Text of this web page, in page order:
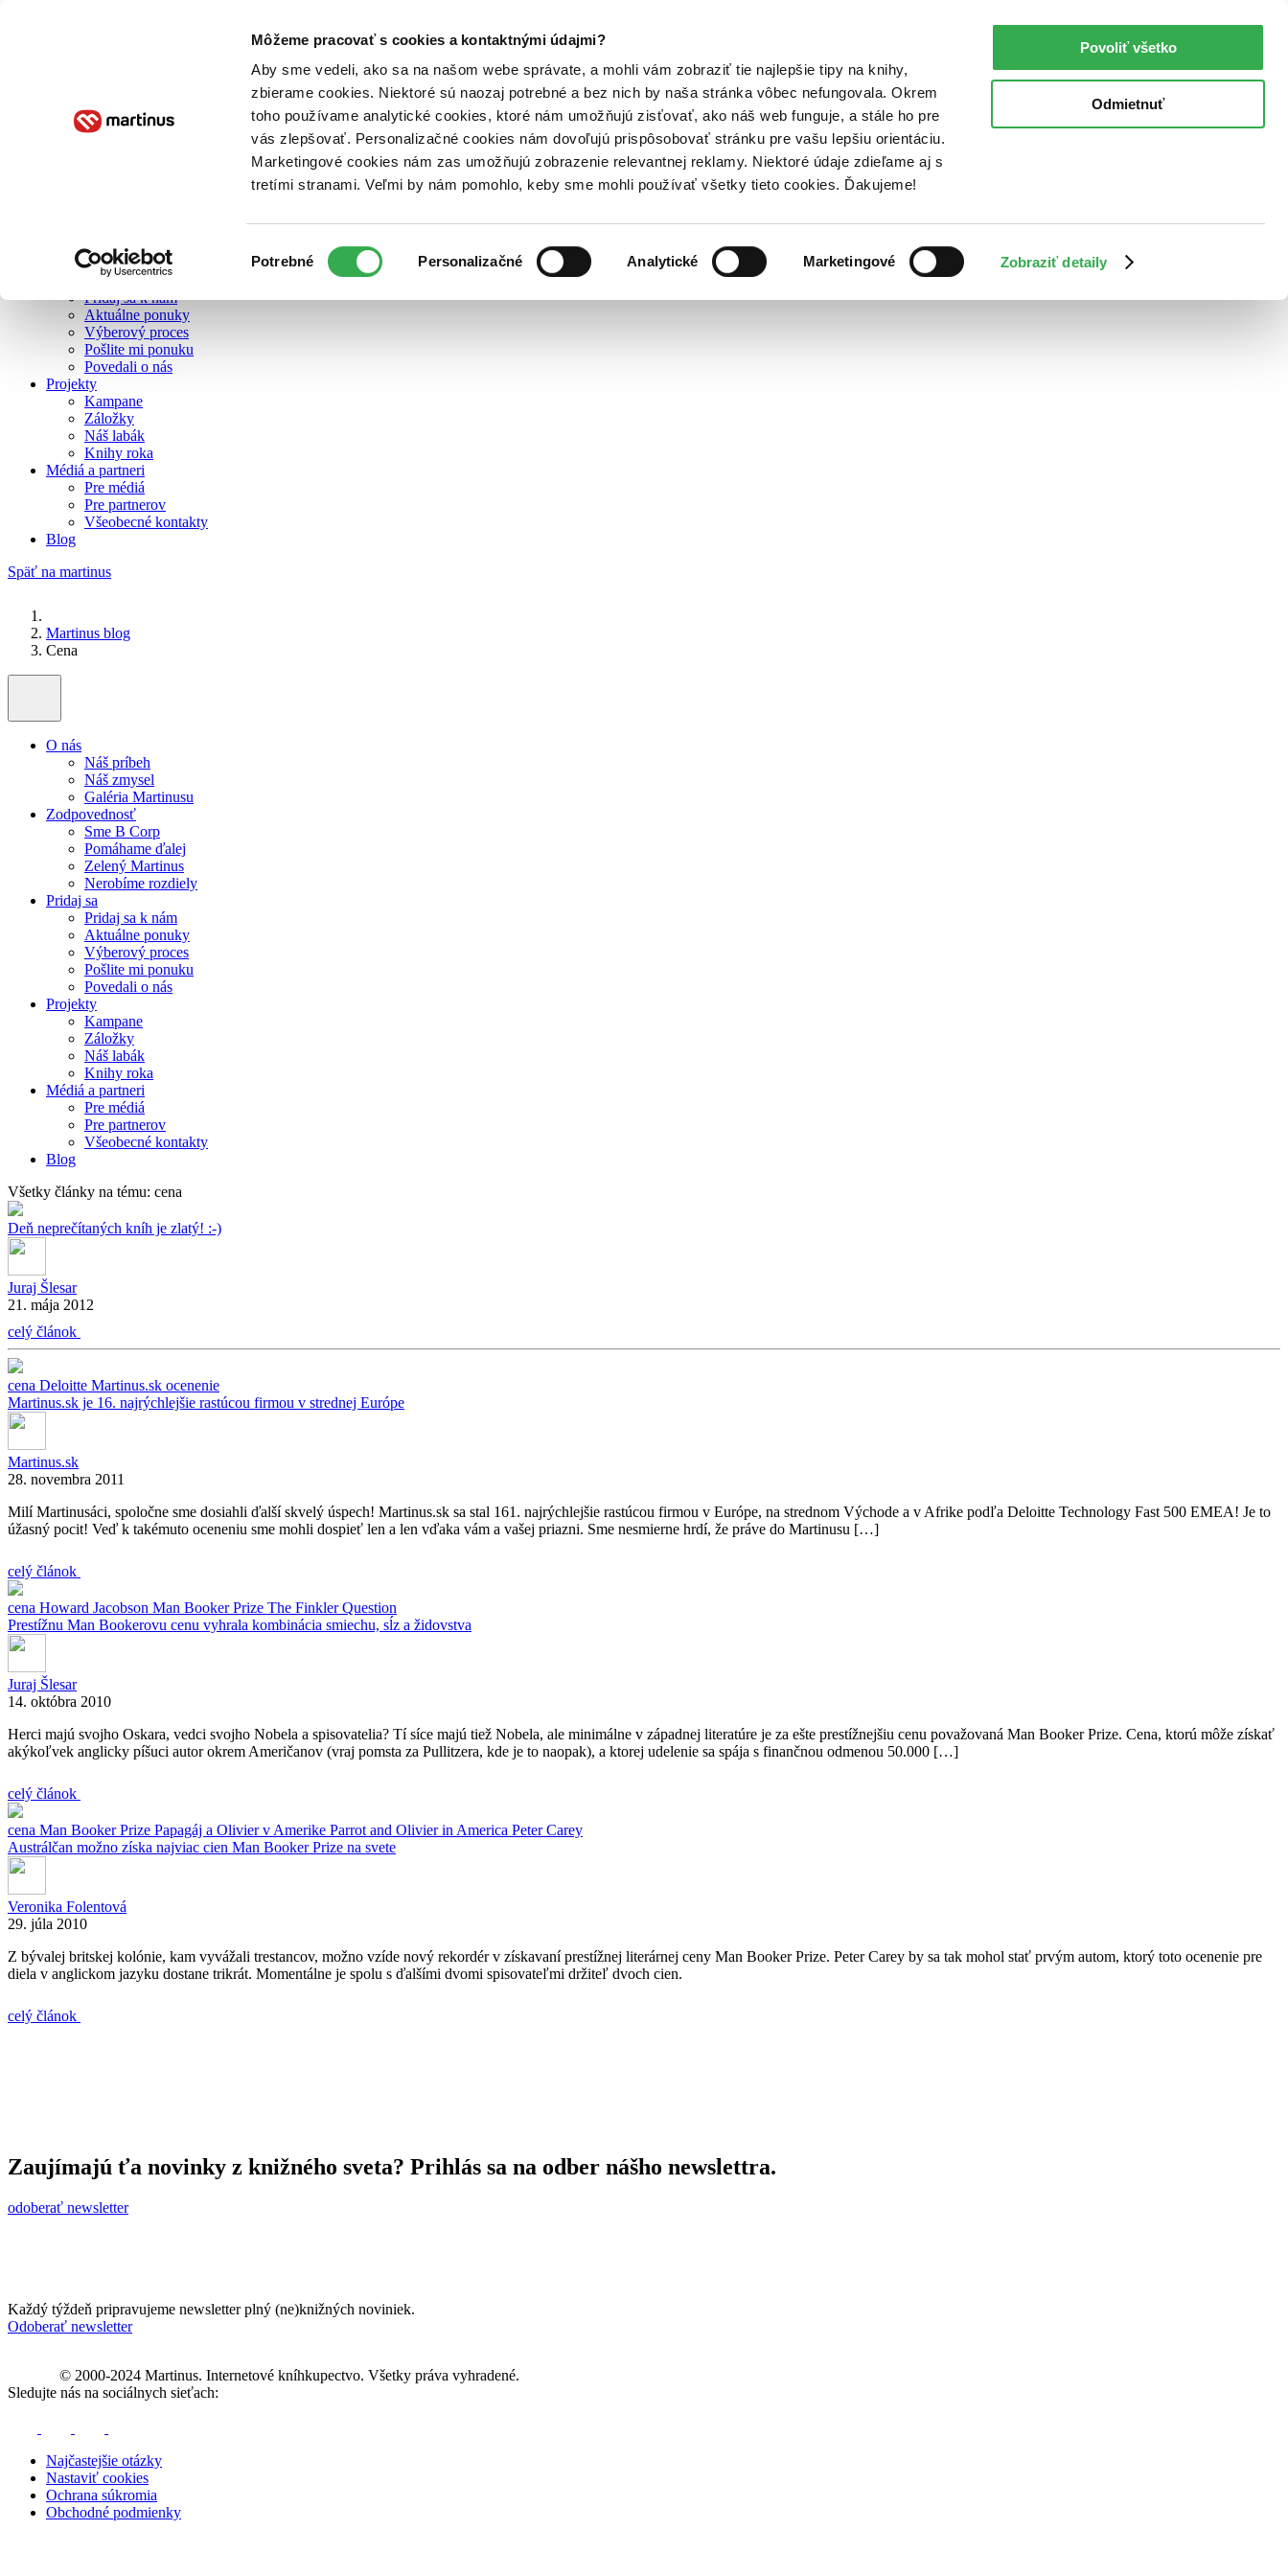
Môžeme pracovať s cookies a kontaktnými údajmi?
Aby sme vedeli, ako sa na našom webe správate, a mohli vám zobraziť tie najlepšie tipy na knihy,
zbierame cookies. Niektoré sú naozaj potrebné a bez nich by naša stránka vôbec nefungovala. Okrem
toho používame analytické cookies, ktoré nám umožňujú zisťovať, ako náš web funguje, a stále ho pre
vás zlepšovať. Personalizačné cookies nám dovoľujú prispôsobovať stránku pre vašu lepšiu orientáciu.
Marketingové cookies nám zas umožňujú zobrazenie relevantnej reklamy. Niektoré údaje zdieľame aj s
tretími stranami. Veľmi by nám pomohlo, keby sme mohli používať všetky tieto cookies. Ďakujeme!
súhlasu
Potrebné Personalizačné Analytické Marketingové Zobraziť detaily
Povoliť všetko
Odmietnuť
O nás
Zelený Martinus
Nerobíme rozdiely
Pridaj sa k nám
Aktuálne ponuky
Výberový proces
Pošlite mi ponuku
Povedali o nás
Projekty
Kampane
Záložky
Náš labák
Knihy roka
Médiá a partneri
Pre médiá
Pre partnerov
Všeobecné kontakty
Blog
Späť na martinus
Martinus blog
Cena
O nás
Náš príbeh
Náš zmysel
Galéria Martinusu
Zodpovednosť
Sme B Corp
Pomáhame ďalej
Zelený Martinus
Nerobíme rozdiely
Pridaj sa
Pridaj sa k nám
Aktuálne ponuky
Výberový proces
Pošlite mi ponuku
Povedali o nás
Projekty
Kampane
Záložky
Náš labák
Knihy roka
Médiá a partneri
Pre médiá
Pre partnerov
Všeobecné kontakty
Blog
Všetky články na tému: cena
Deň neprečítaných kníh je zlatý! :-)
Juraj Šlesar
21. mája 2012
celý článok
cena Deloitte Martinus.sk ocenenie
Martinus.sk je 16. najrýchlejšie rastúcou firmou v strednej Európe
Martinus.sk
28. novembra 2011
Milí Martinusáci, spoločne sme dosiahli ďalší skvelý úspech! Martinus.sk sa stal 161. najrýchlejšie rastúcou firmou v Európe, na strednom Východe a v Afrike podľa Deloitte Technology Fast 500 EMEA! Je to
úžasný pocit! Veď k takémuto oceneniu sme mohli dospieť len a len vďaka vám a vašej priazni. Sme nesmierne hrdí, že práve do Martinusu […]
celý článok
cena Howard Jacobson Man Booker Prize The Finkler Question
Prestížnu Man Bookerovu cenu vyhrala kombinácia smiechu, sĺz a židovstva
Juraj Šlesar
14. októbra 2010
Herci majú svojho Oskara, vedci svojho Nobela a spisovatelia? Tí síce majú tiež Nobela, ale minimálne v západnej literatúre je za ešte prestížnejšiu cenu považovaná Man Booker Prize. Cena, ktorú môže získať
akýkoľvek anglicky píšuci autor okrem Američanov (vraj pomsta za Pullitzera, kde je to naopak), a ktorej udelenie sa spája s finančnou odmenou 50.000 […]
celý článok
cena Man Booker Prize Papagáj a Olivier v Amerike Parrot and Olivier in America Peter Carey
Austrálčan možno získa najviac cien Man Booker Prize na svete
Veronika Folentová
29. júla 2010
Z bývalej britskej kolónie, kam vyvážali trestancov, možno vzíde nový rekordér v získavaní prestížnej literárnej ceny Man Booker Prize. Peter Carey by sa tak mohol stať prvým autom, ktorý toto ocenenie pre
diela v anglickom jazyku dostane trikrát. Momentálne je spolu s ďalšími dvomi spisovateľmi držiteľ dvoch cien.
celý článok
Zaujímajú ťa novinky z knižného sveta? Prihlás sa na odber nášho newslettra.
odoberať newsletter
Každý týždeň pripravujeme newsletter plný (ne)knižných noviniek.
Odoberať newsletter
© 2000-2024 Martinus. Internetové kníhkupectvo. Všetky práva vyhradené.
Sledujte nás na sociálnych sieťach:
Najčastejšie otázky
Nastaviť cookies
Ochrana súkromia
Obchodné podmienky